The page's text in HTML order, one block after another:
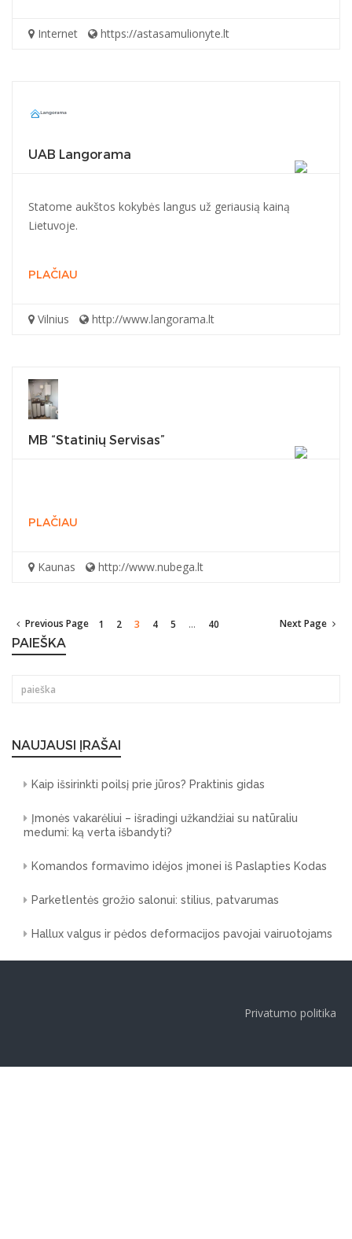
Internet https://astasamulionyte.lt
UAB Langorama
Statome aukštos kokybės langus už geriausią kainą
Lietuvoje.
PLAČIAU
Vilnius http://www.langorama.lt
MB “Statinių Servisas”
PLAČIAU
Kaunas http://www.nubega.lt
Previous Page 1 2 3 4 5 ... 40 Next Page
PAIEŠKA
NAUJAUSI ĮRAŠAI
Kaip išsirinkti poilsį prie jūros? Praktinis gidas
Įmonės vakarėliui – išradingi užkandžiai su natūraliu
medumi: ką verta išbandyti?
Komandos formavimo idėjos įmonei iš Paslapties Kodas
Parketlentės grožio salonui: stilius, patvarumas
Hallux valgus ir pėdos deformacijos pavojai vairuotojams
Privatumo politika